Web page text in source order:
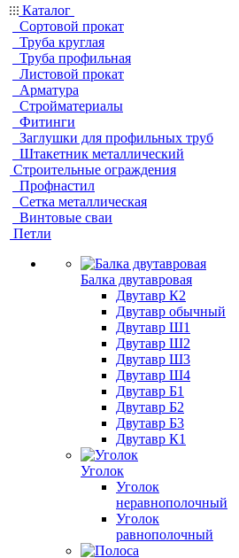
Каталог
Сортовой прокат
Труба круглая
Труба профильная
Листовой прокат
Арматура
Стройматериалы
Фитинги
Заглушки для профильных труб
Штакетник металлический
Строительные ограждения
Профнастил
Сетка металлическая
Винтовые сваи
Петли
Балка двутавровая
Двутавр К2
Двутавр обычный
Двутавр Ш1
Двутавр Ш2
Двутавр Ш3
Двутавр Ш4
Двутавр Б1
Двутавр Б2
Двутавр Б3
Двутавр К1
Уголок
Уголок
неравнополочный
Уголок
равнополочный